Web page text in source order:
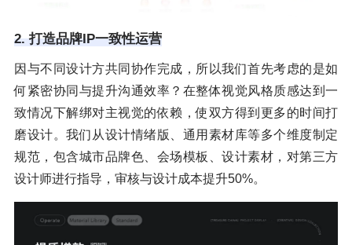
2. 打造品牌IP一致性运营
因与不同设计方共同协作完成，所以我们首先考虑的是如
何紧密协同与提升沟通效率？在整体视觉风格质感达到一
致情况下解绑对主视觉的依赖，使双方得到更多的时间打
磨设计。我们从设计情绪版、通用素材库等多个维度制定
规范，包含城市品牌色、会场模板、设计素材，对第三方
设计师进行指导，审核与设计成本提升50%。